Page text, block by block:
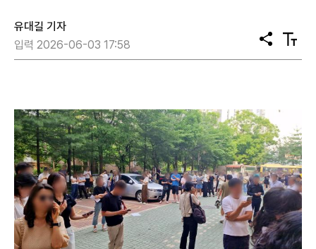
유대길 기자
입력 2026-06-03 17:58
공
유
텍
스